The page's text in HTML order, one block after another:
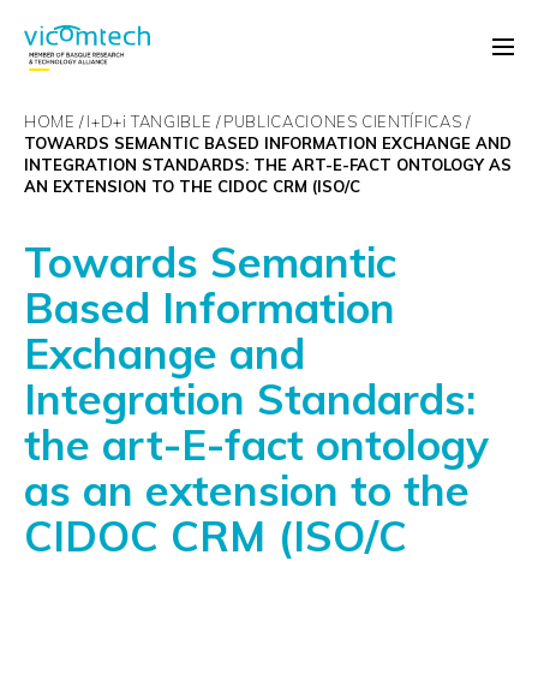
HOME I+D+i TANGIBLE PUBLICACIONES CIENTÍFICAS
TOWARDS SEMANTIC BASED INFORMATION EXCHANGE AND
INTEGRATION STANDARDS: THE ART-E-FACT ONTOLOGY AS
AN EXTENSION TO THE CIDOC CRM (ISO/C
Towards Semantic
Based Information
Exchange and
Integration Standards:
the art-E-fact ontology
as an extension to the
CIDOC CRM (ISO/C